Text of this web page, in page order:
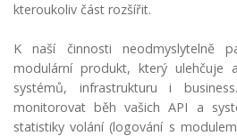
kteroukoliv část rozšířit.
K naší činnosti neodmyslytelně
modulární produkt, který ulehčuje
systémů, infrastrukturu i
monitorovat běh vašich API a
statistiky volání (logování s modulem